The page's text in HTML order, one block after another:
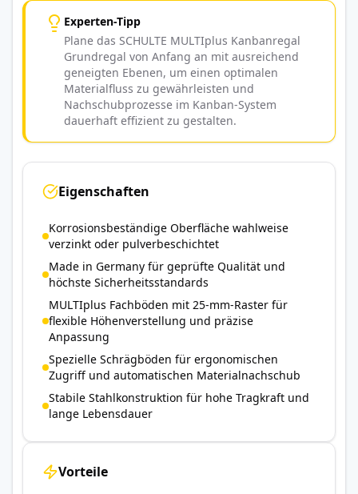
Experten-Tipp
Plane das SCHULTE MULTIplus Kanbanregal
Grundregal von Anfang an mit ausreichend
geneigten Ebenen, um einen optimalen
Materialfluss zu gewährleisten und
Nachschubprozesse im Kanban-System
dauerhaft effizient zu gestalten.
Eigenschaften
Korrosionsbeständige Oberfläche wahlweise
verzinkt oder pulverbeschichtet
Made in Germany für geprüfte Qualität und
höchste Sicherheitsstandards
MULTIplus Fachböden mit 25-mm-Raster für
flexible Höhenverstellung und präzise
Anpassung
Spezielle Schrägböden für ergonomischen
Zugriff und automatischen Materialnachschub
Stabile Stahlkonstruktion für hohe Tragkraft und
lange Lebensdauer
Vorteile